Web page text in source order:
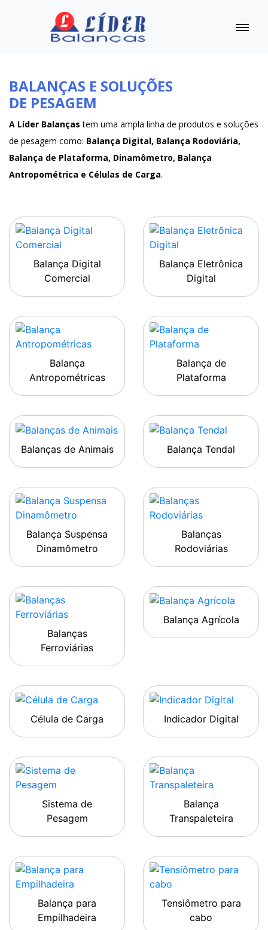
BALANÇAS E SOLUÇÕES
DE PESAGEM
A Líder Balanças tem uma ampla linha de produtos e soluções
de pesagem como: Balança Digital, Balança Rodoviária,
Balança de Plataforma, Dinamômetro, Balança
Antropométrica e Células de Carga.
Balança Digital
Comercial
Balança Eletrônica
Digital
Balança
Antropométricas
Balança de
Plataforma
Balanças de Animais Balança Tendal
Balança Suspensa
Dinamômetro
Balanças
Rodoviárias
Balanças
Ferroviárias
Balança Agrícola
Célula de Carga Indicador Digital
Sistema de
Pesagem
Balança
Transpaleteira
Balança para
Empilhadeira
Tensiômetro para
cabo